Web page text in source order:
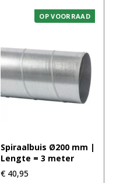
OP VOORRAAD
Spiraalbuis Ø200 mm |
Lengte = 3 meter
€ 40,95